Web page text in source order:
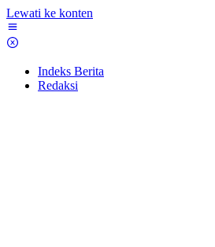
Lewati ke konten
Indeks Berita
Redaksi